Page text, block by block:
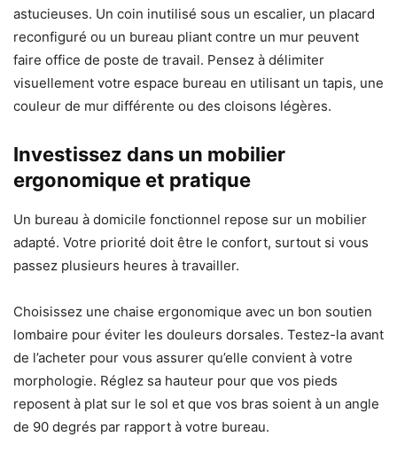
astucieuses. Un coin inutilisé sous un escalier, un placard
reconfiguré ou un bureau pliant contre un mur peuvent
faire office de poste de travail. Pensez à délimiter
visuellement votre espace bureau en utilisant un tapis, une
couleur de mur différente ou des cloisons légères.
Investissez dans un mobilier
ergonomique et pratique
Un bureau à domicile fonctionnel repose sur un mobilier
adapté. Votre priorité doit être le confort, surtout si vous
passez plusieurs heures à travailler.
Choisissez une chaise ergonomique avec un bon soutien
lombaire pour éviter les douleurs dorsales. Testez-la avant
de l’acheter pour vous assurer qu’elle convient à votre
morphologie. Réglez sa hauteur pour que vos pieds
reposent à plat sur le sol et que vos bras soient à un angle
de 90 degrés par rapport à votre bureau.